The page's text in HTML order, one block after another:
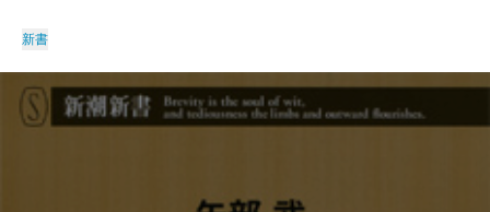
新書